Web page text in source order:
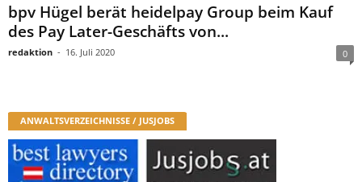
bpv Hügel berät heidelpay Group beim Kauf
des Pay Later-Geschäfts von...
redaktion - 16. Juli 2020 0
ANWALTSVERZEICHNISSE / JUSJOBS